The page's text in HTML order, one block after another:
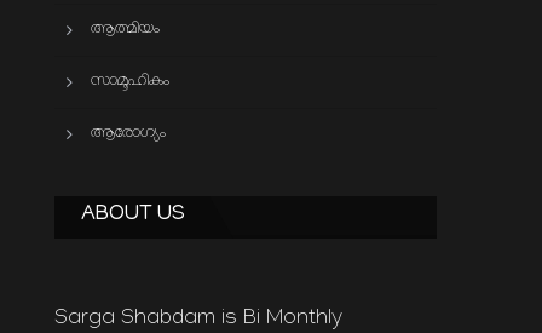
ആത്മിയം
സാമൂഹികം
ആരോഗ്യം
ABOUT US
Sarga Shabdam is Bi Monthly